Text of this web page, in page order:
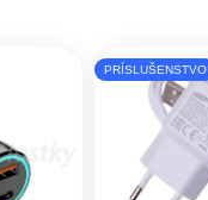
PRÍSLUŠENSTVO